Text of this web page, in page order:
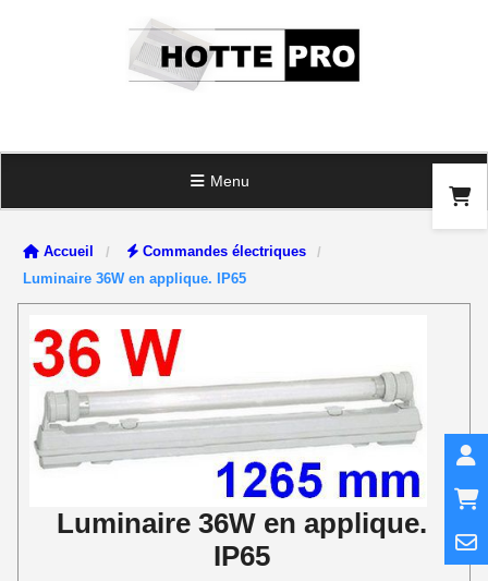
Menu
Accueil
Commandes électriques
Luminaire 36W en applique. IP65
Luminaire 36W en applique.
IP65